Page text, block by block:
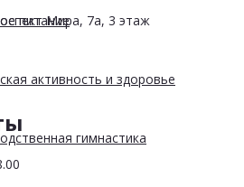
питание
активность и здоровье
гимнастика
Мира, 7а, 3 этаж